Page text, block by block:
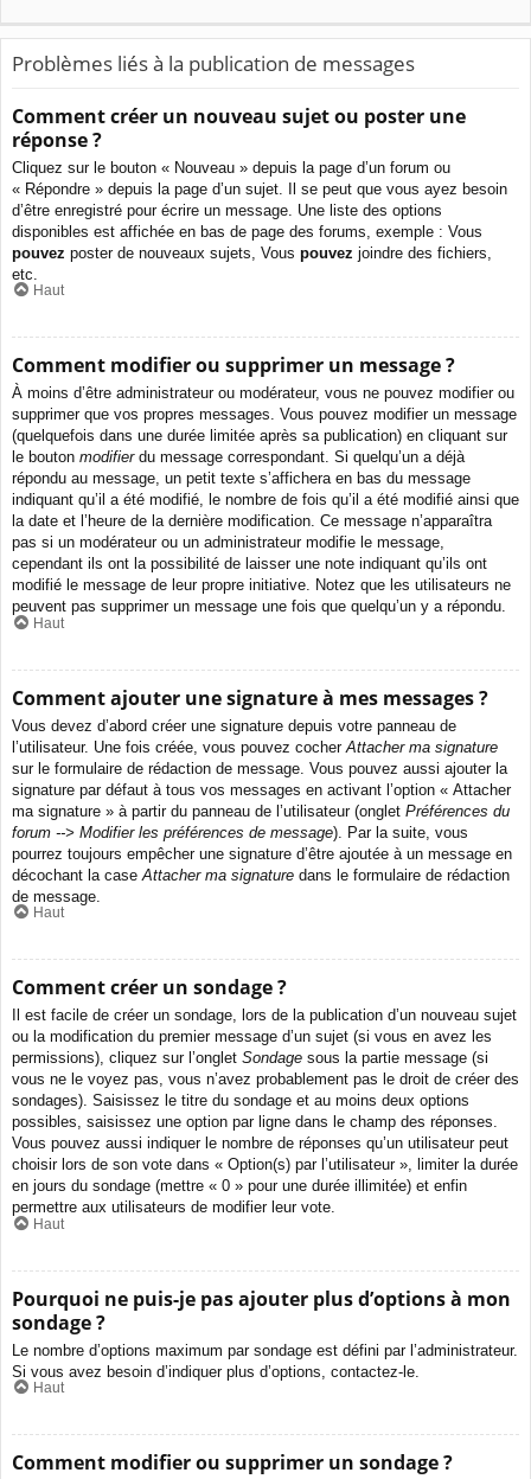
Problèmes liés à la publication de messages
Comment créer un nouveau sujet ou poster une
réponse ?
Cliquez sur le bouton « Nouveau » depuis la page d’un forum ou
« Répondre » depuis la page d’un sujet. Il se peut que vous ayez besoin
d’être enregistré pour écrire un message. Une liste des options
disponibles est affichée en bas de page des forums, exemple : Vous
pouvez poster de nouveaux sujets, Vous pouvez joindre des fichiers,
etc.
Haut
Comment modifier ou supprimer un message ?
À moins d’être administrateur ou modérateur, vous ne pouvez modifier ou
supprimer que vos propres messages. Vous pouvez modifier un message
(quelquefois dans une durée limitée après sa publication) en cliquant sur
le bouton modifierdu message correspondant. Si quelqu’un a déjà
répondu au message, un petit texte s’affichera en bas du message
indiquant qu’il a été modifié, le nombre de fois qu’il a été modifié ainsi que
la date et l’heure de la dernière modification. Ce message n’apparaîtra
pas si un modérateur ou un administrateur modifie le message,
cependant ils ont la possibilité de laisser une note indiquant qu’ils ont
modifié le message de leur propre initiative. Notez que les utilisateurs ne
peuvent pas supprimer un message une fois que quelqu’un y a répondu.
Haut
Comment ajouter une signature à mes messages ?
Vous devez d’abord créer une signature depuis votre panneau de
l’utilisateur. Une fois créée, vous pouvez cocher Attacher ma signature
sur le formulaire de rédaction de message. Vous pouvez aussi ajouter la
signature par défaut à tous vos messages en activant l’option « Attacher
ma signature » à partir du panneau de l’utilisateur (onglet Préférences du
forum --> Modifier les préférences de message). Par la suite, vous
pourrez toujours empêcher une signature d’être ajoutée à un message en
décochant la case Attacher ma signature dans le formulaire de rédaction
de message.
Haut
Comment créer un sondage ?
Il est facile de créer un sondage, lors de la publication d’un nouveau sujet
ou la modification du premier message d’un sujet (si vous en avez les
permissions), cliquez sur l’onglet Sondage sous la partie message (si
vous ne le voyez pas, vous n’avez probablement pas le droit de créer des
sondages). Saisissez le titre du sondage et au moins deux options
possibles, saisissez une option par ligne dans le champ des réponses.
Vous pouvez aussi indiquer le nombre de réponses qu’un utilisateur peut
choisir lors de son vote dans « Option(s) par l’utilisateur », limiter la durée
en jours du sondage (mettre « 0 » pour une durée illimitée) et enfin
permettre aux utilisateurs de modifier leur vote.
Haut
Pourquoi ne puis-je pas ajouter plus d’options à mon
sondage ?
Le nombre d’options maximum par sondage est défini par l’administrateur.
Si vous avez besoin d’indiquer plus d’options, contactez-le.
Haut
Comment modifier ou supprimer un sondage ?